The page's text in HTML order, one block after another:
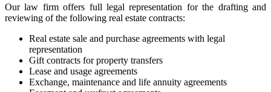
Our law firm offers full legal representation for the drafting and
reviewing of the following real estate contracts:
Real estate sale and purchase agreements with legal
representation
Gift contracts for property transfers
Lease and usage agreements
Exchange, maintenance and life annuity agreements